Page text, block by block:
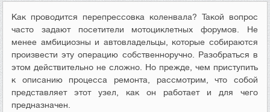
Как проводится перепрессовка коленвала? Такой вопрос
часто задают посетители мотоциклетных форумов. Не
менее амбициозны и автовладельцы, которые собираются
произвести эту операцию собственноручно. Разобраться в
этом действительно не сложно. Но прежде, чем приступить
к описанию процесса ремонта, рассмотрим, что собой
представляет этот узел, как он работает и для чего
предназначен.